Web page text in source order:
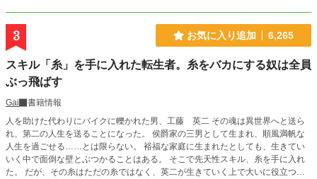
3 お気に入り追加 6,265
スキル「糸」を手に入れた転生者。糸をバカにする奴は全員
ぶっ飛ばす
Gai
書籍情報
人を助けた代わりにバイクに轢かれた男、工藤 英二 その魂は異世界へと送ら
れ、第二の人生を送ることになった。 侯爵家の三男として生まれ、順風満帆な
人生を過ごせる……とは限らない。 裕福な家庭に生まれたとしても、生きてい
いく中で面倒な壁とぶつかることはある。 そこで先天性スキル、糸を手に入れ
た。 だが、その糸はただの糸ではなく、英二が生きていく上で大いに役立つス